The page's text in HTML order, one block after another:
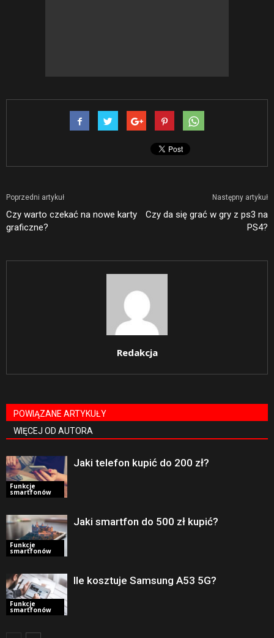
Poprzedni artykuł
Czy warto czekać na nowe karty
graficzne?
Następny artykuł
Czy da się grać w gry z ps3 na
PS4?
Redakcja
POWIĄZANE ARTYKUŁY
WIĘCEJ OD AUTORA
Funkcje
smartfonów
Jaki telefon kupić do 200 zł?
Funkcje
smartfonów
Jaki smartfon do 500 zł kupić?
Funkcje
smartfonów
Ile kosztuje Samsung A53 5G?